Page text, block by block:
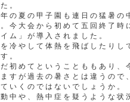
。
の夏の甲子園も連日の猛暑の
今大会から初めて五回終了
ム」が導入されました。
冷やして体熱を飛ばしたりし
。
初めてということももあり、
すが過去の暑さとは違うので
いくのではないでしょうか。
中や、熱中症を疑うような状